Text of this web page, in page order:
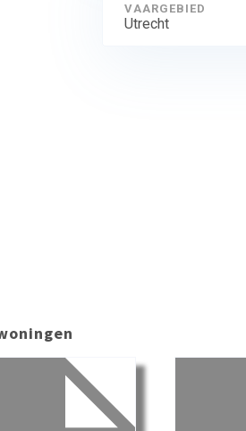
VAARGEBIED
Utrecht